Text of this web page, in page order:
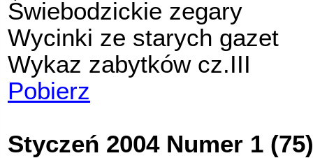
Świebodzickie zegary
Wycinki ze starych gazet
Wykaz zabytków cz.III
Pobierz
Styczeń 2004 Numer 1 (75)